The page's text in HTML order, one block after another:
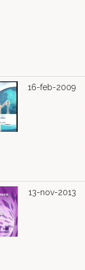
16-feb-2009
13-nov-2013